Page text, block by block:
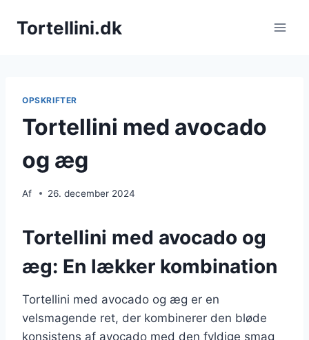
Tortellini.dk
OPSKRIFTER
Tortellini med avocado
og æg
Af 26. december 2024
Tortellini med avocado og
æg: En lækker kombination
Tortellini med avocado og æg er en
velsmagende ret, der kombinerer den bløde
konsistens af avocado med den fyldige smag